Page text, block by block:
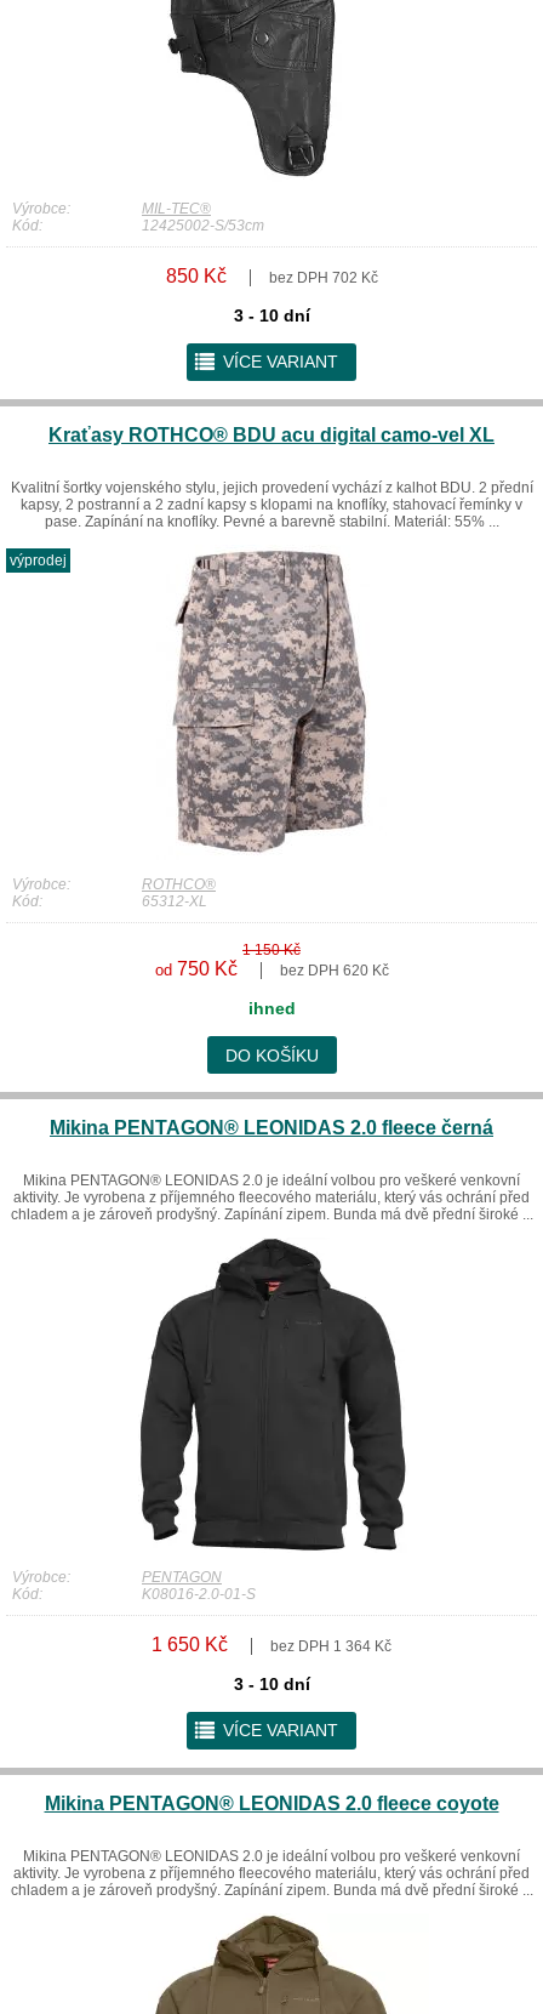
Výrobce:
MIL-TEC®
Kód:
12425002-S/53cm
850 Kč bez DPH 702 Kč
3 - 10 dní
r VÍCE VARIANT
Kraťasy ROTHCO® BDU acu digital camo-vel XL
Kvalitní šortky vojenského stylu, jejich provedení vychází z kalhot BDU. 2 přední
kapsy, 2 postranní a 2 zadní kapsy s klopami na knoflíky, stahovací řemínky v
pase. Zapínání na knoflíky. Pevné a barevně stabilní. Materiál: 55% ...
výprodej
Výrobce:
ROTHCO®
Kód:
65312-XL
1 150 Kč
od750 Kč bez DPH 620 Kč
ihned
DO KOŠÍKU
Mikina PENTAGON® LEONIDAS 2.0 fleece černá
Mikina PENTAGON® LEONIDAS 2.0 je ideální volbou pro veškeré venkovní
aktivity. Je vyrobena z příjemného fleecového materiálu, který vás ochrání před
chladem a je zároveň prodyšný. Zapínání zipem. Bunda má dvě přední široké ...
Výrobce:
PENTAGON
Kód:
K08016-2.0-01-S
1 650 Kč bez DPH 1 364 Kč
3 - 10 dní
r VÍCE VARIANT
Mikina PENTAGON® LEONIDAS 2.0 fleece coyote
Mikina PENTAGON® LEONIDAS 2.0 je ideální volbou pro veškeré venkovní
aktivity. Je vyrobena z příjemného fleecového materiálu, který vás ochrání před
chladem a je zároveň prodyšný. Zapínání zipem. Bunda má dvě přední široké ...